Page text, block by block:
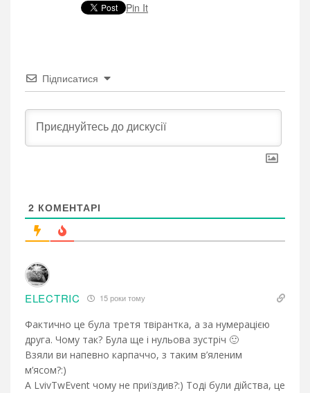
Pin It
Підписатися
2 КОМЕНТАРІ
ELECTRIC 15 роки тому
Фактично це була третя твірантка, а за нумерацією
друга. Чому так? Була ще і нульова зустріч 🙂
Взяли ви напевно карпаччо, з таким в’яленим
м’ясом?:)
А LvivTwEvent чому не приїздив?:) Тоді були дійства, це